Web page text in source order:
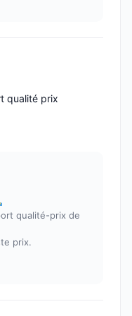
qualité prix
qualité-prix de
prix.